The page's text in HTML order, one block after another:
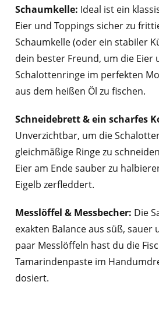
Schaumkelle: Ideal ist ein
Eier und Toppings sicher zu
Schaumkelle (oder ein stabiler
dein bester Freund, um die Eier
Schalottenringe im perfekten
aus dem heißen Öl zu fischen.
Schneidebrett & ein scharfes
Unverzichtbar, um die
gleichmäßige Ringe zu
Eier am Ende sauber zu
Eigelb zerfleddert.
Messlöffel & Messbecher: Die
exakten Balance aus süß, sauer
paar Messlöffeln hast du die
Tamarindenpaste im
dosiert.